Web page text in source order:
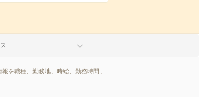
を職種、勤務地、時給、勤務時間、